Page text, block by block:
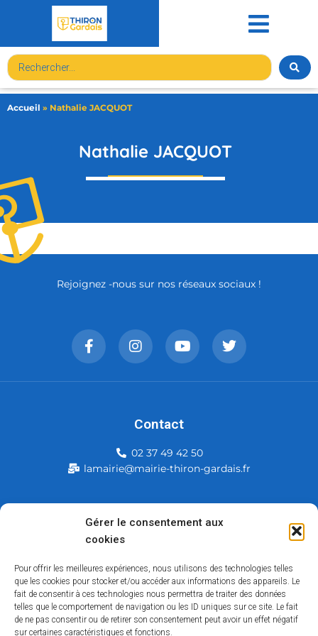
Gérer le consentement aux
cookies
Pour offrir les meilleures expériences, nous utilisons des technologies telles
que les cookies pour stocker et/ou accéder aux informations des appareils. Le
fait de consentir à ces technologies nous permettra de traiter des données
telles que le comportement de navigation ou les ID uniques sur ce site. Le fait
de ne pas consentir ou de retirer son consentement peut avoir un effet négatif
sur certaines caractéristiques et fonctions.
Accueil » Nathalie JACQUOT
Nathalie JACQUOT
Mairie de Thiron-Gardais
28480 Thiron-Gardais
Rejoignez -nous sur nos réseaux sociaux !
Contact
02 37 49 42 50
lamairie@mairie-thiron-gardais.fr